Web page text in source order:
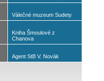
Válečné muzeum Sudety
Kniha Šmoulové z
Chanova
Agent StB V. Novák